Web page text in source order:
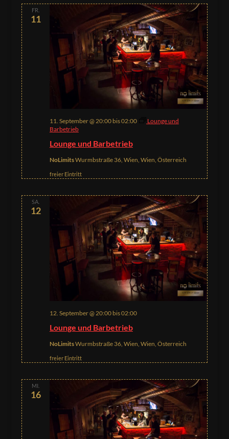
FR.
11
Lounge und Barbetrieb
11. September @ 20:00bis02:00
Lounge und
Barbetrieb
NoLimitsWurmbstraße 36, Wien, Wien, Österreich
freier Eintritt
SA.
12
Lounge und Barbetrieb
12. September @ 20:00bis02:00
NoLimitsWurmbstraße 36, Wien, Wien, Österreich
freier Eintritt
MI.
16